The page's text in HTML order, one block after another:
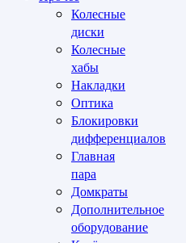
Колесные
диски
Колесные
хабы
Накладки
Оптика
Блокировки
дифференциалов
Главная
пара
Домкраты
Дополнительное
оборудование